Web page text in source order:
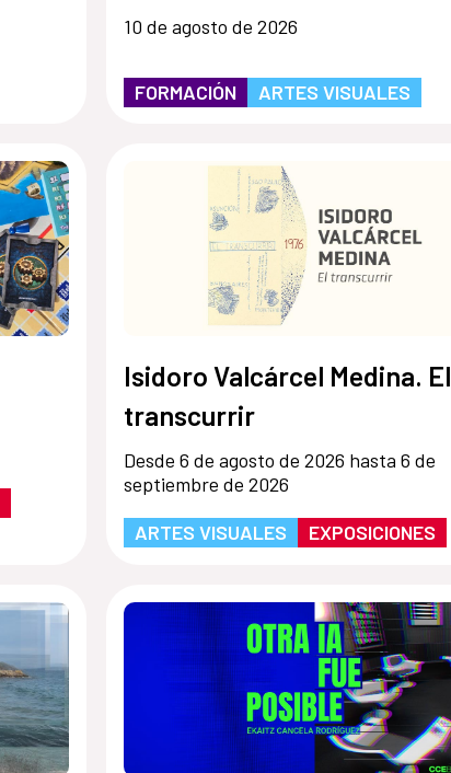
10 de agosto de 2026
FORMACIÓN ARTES VISUALES
Isidoro Valcárcel Medina. El
transcurrir
Desde 6 de agosto de 2026 hasta 6 de
septiembre de 2026
ARTES VISUALES EXPOSICIONES